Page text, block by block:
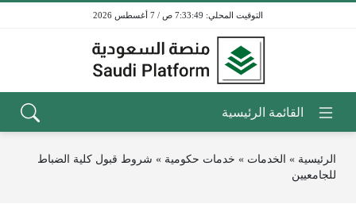
7:33:49 ص / 7 أغسطس 2026
الرئيسية » الخدمات » خدمات حكومية » شروط قبول كلية الضباط
للجامعيين